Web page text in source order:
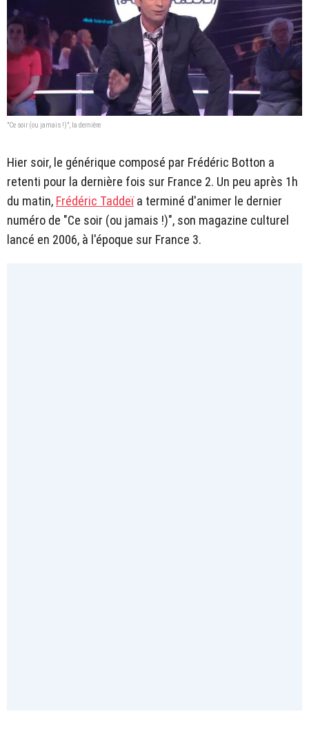
"Ce soir (ou jamais !)", la dernière
Hier soir, le générique composé par Frédéric Botton a
retenti pour la dernière fois sur France 2. Un peu après 1h
du matin, Frédéric Taddeïa terminé d'animer le dernier
numéro de "Ce soir (ou jamais !)", son magazine culturel
lancé en 2006, à l'époque sur France 3.